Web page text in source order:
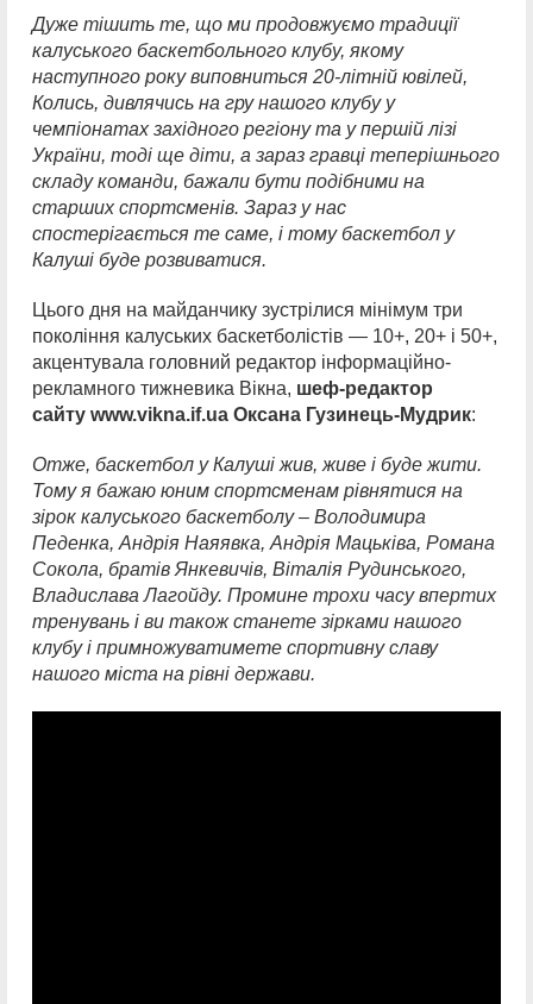
Дуже тішить те, що ми продовжуємо традиції
калуського баскетбольного клубу, якому
наступного року виповниться 20-літній ювілей,
Колись, дивлячись на гру нашого клубу у
чемпіонатах західного регіону та у першій лізі
України, тоді ще діти, а зараз гравці теперішнього
складу команди, бажали бути подібними на
старших спортсменів. Зараз у нас
спостерігається те саме, і тому баскетбол у
Калуші буде розвиватися.
Цього дня на майданчику зустрілися мінімум три
покоління калуських баскетболістів — 10+, 20+ і 50+,
акцентувала головний редактор інформаційно-
рекламного тижневика Вікна, шеф-редактор
сайту www.vikna.if.ua Оксана Гузинець-Мудрик:
Отже, баскетбол у Калуші жив, живе і буде жити.
Тому я бажаю юним спортсменам рівнятися на
зірок калуського баскетболу – Володимира
Педенка, Андрія Наяявка, Андрія Мацьківа, Романа
Сокола, братів Янкевичів, Віталія Рудинського,
Владислава Лагойду. Промине трохи часу впертих
тренувань і ви також станете зірками нашого
клубу і примножуватимете спортивну славу
нашого міста на рівні держави.